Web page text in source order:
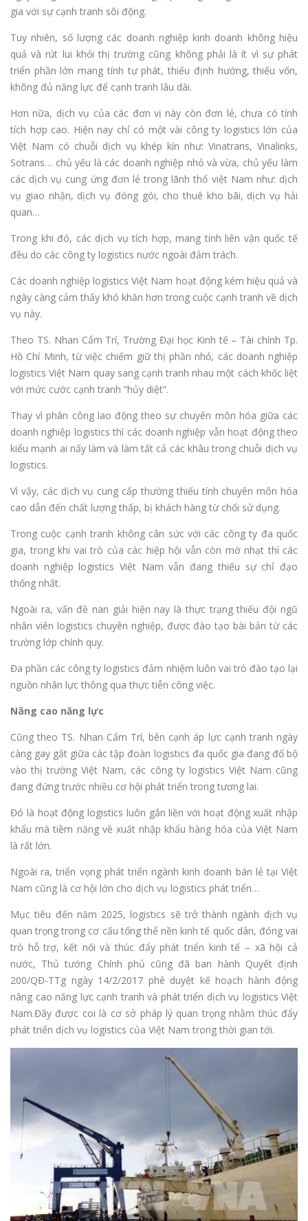
gia với sự cạnh tranh sôi động.
Tuy nhiên, số lượng các doanh nghiệp kinh doanh không hiệu
quả và rút lui khỏi thị trường cũng không phải là ít vì sự phát
triển phần lớn mang tính tự phát, thiếu định hướng, thiếu vốn,
không đủ năng lực để cạnh tranh lâu dài.
Hơn nữa, dịch vụ của các đơn vị này còn đơn lẻ, chưa có tính
tích hợp cao. Hiện nay chỉ có một vài công ty logistics lớn của
Việt Nam có chuỗi dịch vụ khép kín như: Vinatrans, Vinalinks,
Sotrans… chủ yếu là các doanh nghiệp nhỏ và vừa, chủ yếu làm
các dịch vụ cung ứng đơn lẻ trong lãnh thổ việt Nam như: dịch
vụ giao nhận, dịch vụ đóng gói, cho thuê kho bãi, dịch vụ hải
quan…
Trong khi đó, các dịch vụ tích hợp, mang tính liên vận quốc tế
đều do các công ty logistics nước ngoài đảm trách.
Các doanh nghiệp logistics Việt Nam hoạt động kém hiệu quả và
ngày càng cảm thấy khó khăn hơn trong cuộc cạnh tranh về dịch
vụ này.
Theo TS. Nhan Cẩm Trí, Trường Đại học Kinh tế – Tài chính Tp.
Hồ Chí Minh, từ việc chiếm giữ thị phần nhỏ, các doanh nghiệp
logistics Việt Nam quay sang cạnh tranh nhau một cách khốc liệt
với mức cước cạnh tranh “hủy diệt”.
Thay vì phân công lao động theo sự chuyên môn hóa giữa các
doanh nghiệp logistics thì các doanh nghiệp vẫn hoạt động theo
kiểu mạnh ai nấy làm và làm tất cả các khâu trong chuỗi dịch vụ
logistics.
Vì vậy, các dịch vụ cung cấp thường thiếu tính chuyên môn hóa
cao dẫn đến chất lượng thấp, bị khách hàng từ chối sử dụng.
Trong cuộc cạnh tranh không cân sức với các công ty đa quốc
gia, trong khi vai trò của các hiệp hội vẫn còn mờ nhạt thì các
doanh nghiệp logistics Việt Nam vẫn đang thiếu sự chỉ đạo
thống nhất.
Ngoài ra, vấn đề nan giải hiện nay là thực trạng thiếu đội ngũ
nhân viên logistics chuyên nghiệp, được đào tạo bài bản từ các
trường lớp chính quy.
Đa phần các công ty logistics đảm nhiệm luôn vai trò đào tạo lại
nguồn nhân lực thông qua thực tiễn công việc.
Nâng cao năng lực
Cũng theo TS. Nhan Cẩm Trí, bên cạnh áp lực cạnh tranh ngày
càng gay gắt giữa các tập đoàn logistics đa quốc gia đang đổ bộ
vào thị trường Việt Nam, các công ty logistics Việt Nam cũng
đang đứng trước nhiều cơ hội phát triển trong tương lai.
Đó là hoạt động logistics luôn gắn liền với hoạt động xuất nhập
khẩu mà tiềm năng về xuất nhập khẩu hàng hóa của Việt Nam
là rất lớn.
Ngoài ra, triển vọng phát triển ngành kinh doanh bán lẻ tại Việt
Nam cũng là cơ hội lớn cho dịch vụ logistics phát triển…
Mục tiêu đến năm 2025, logistics sẽ trở thành ngành dịch vụ
quan trọng trong cơ cấu tổng thể nền kinh tế quốc dân, đóng vai
trò hỗ trợ, kết nối và thúc đẩy phát triển kinh tế – xã hội cả
nước, Thủ tướng Chính phủ cũng đã ban hành Quyết định
200/QĐ-TTg ngày 14/2/2017 phê duyệt kế hoạch hành động
nâng cao năng lực cạnh tranh và phát triển dịch vụ logistics Việt
Nam.Đây được coi là cơ sở pháp lý quan trọng nhằm thúc đẩy
phát triển dịch vụ logistics của Việt Nam trong thời gian tới.